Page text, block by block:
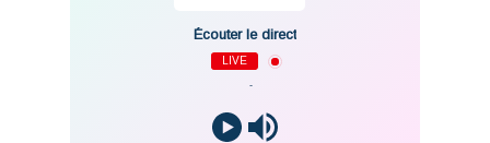
Écouter le direct
LIVE